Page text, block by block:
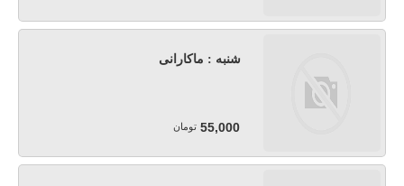
شنبه : ماکارانی
55,000 تومان